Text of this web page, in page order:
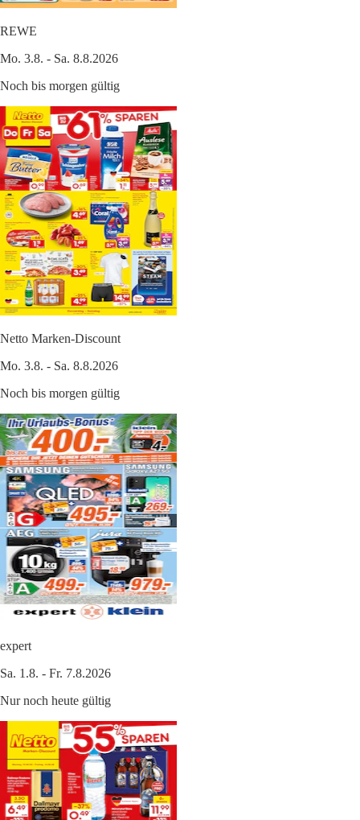
REWE
Mo. 3.8. - Sa. 8.8.2026
Noch bis morgen gültig
Netto Marken-Discount
Mo. 3.8. - Sa. 8.8.2026
Noch bis morgen gültig
expert
Sa. 1.8. - Fr. 7.8.2026
Nur noch heute gültig